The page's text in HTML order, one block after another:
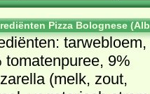
Pizza Bolognese
tar­we­bloem,
to­ma­ten­pu­ree, 9%
(melk, zout,